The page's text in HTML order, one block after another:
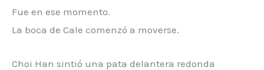
Fue en ese momento.
La boca de Cale comenzó a moverse.
Choi Han sintió una pata delantera redonda